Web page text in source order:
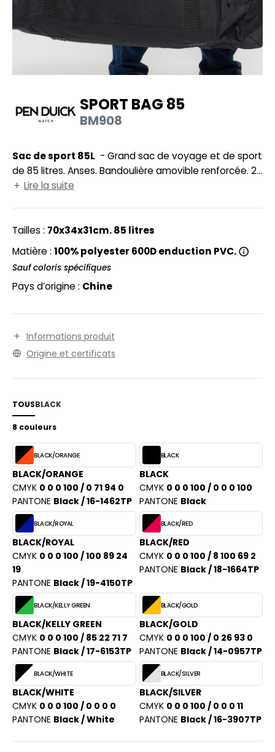
MODULABLES
SHIRT
PROFESSIONNELLE
- BLOUSON
SPORT BAG 85
BM908
Sac de sport 85L
de 85 litres. Anses. Bandoulière amovible renforcée. 2
poches latérales zippées. Poche centrale avec zip
Lire la suite
Tailles : 70x34x31cm. 85 litres
Matière : 100% polyester 600D enduction PVC.
Sauf coloris spécifiques
Pays d’origine : Chine
Informations produit
Origine et certificats
TOUSBLACK
8 couleurs
BLACK/ORANGE
BLACK/ORANGE
CMYK 0 0 0 100 / 0 71 94 0
PANTONE Black / 16-1462TP
BLACK
BLACK
CMYK 0 0 0 100 / 0 0 0 100
PANTONE Black
BLACK/ROYAL
BLACK/ROYAL
CMYK 0 0 0 100 / 100 89 24
19
PANTONE Black / 19-4150TP
BLACK/RED
BLACK/RED
CMYK 0 0 0 100 / 8 100 69 2
PANTONE Black / 18-1664TP
BLACK/KELLY GREEN
BLACK/KELLY GREEN
CMYK 0 0 0 100 / 85 22 71 7
PANTONE Black / 17-6153TP
BLACK/GOLD
BLACK/GOLD
CMYK 0 0 0 100 / 0 26 93 0
PANTONE Black / 14-0957TP
BLACK/WHITE
BLACK/WHITE
CMYK 0 0 0 100 / 0 0 0 0
PANTONE Black / White
BLACK/SILVER
BLACK/SILVER
CMYK 0 0 0 100 / 0 0 0 11
PANTONE Black / 16-3907TP